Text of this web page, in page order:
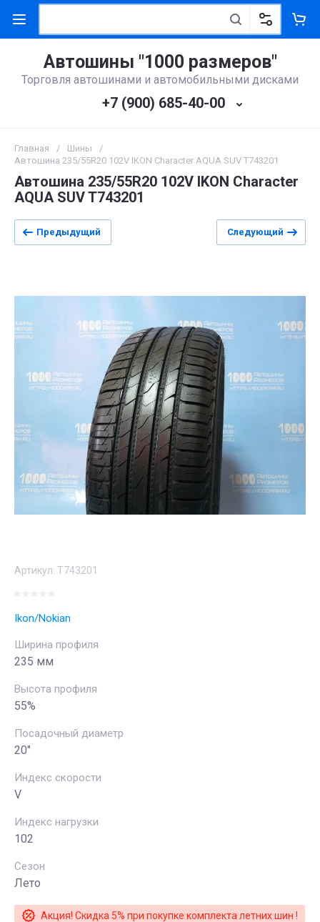
Автошины "1000 размеров"
Торговля автошинами и автомобильными дисками
+7 (900) 685-40-00
Главная / Шины
/
Автошина 235/55R20 102V IKON Character AQUA SUV T743201
Автошина 235/55R20 102V IKON Character
AQUA SUV T743201
Предыдущий Следующий
Артикул: T743201
Ikon/Nokian
Ширина профиля
235 мм
Высота профиля
55%
Посадочный диаметр
20"
Индекс скорости
V
Индекс нагрузки
102
Сезон
Лето
Акция! Скидка 5% при покупке комплекта летних шин !